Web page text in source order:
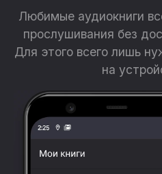
Любимые аудиокниги
прослушивания без
Для этого всего лишь
на